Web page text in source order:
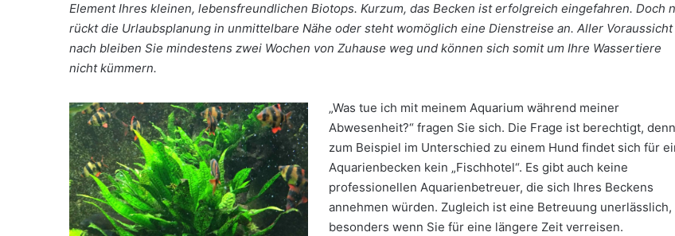
Element Ihres kleinen, lebensfreundlichen Biotops. Kurzum, das Becken ist erfolgreich eingefahren. Doch
rückt die Urlaubsplanung in unmittelbare Nähe oder steht womöglich eine Dienstreise an. Aller Voraussicht
nach bleiben Sie mindestens zwei Wochen von Zuhause weg und können sich somit um Ihre Wassertiere
nicht kümmern.
„Was tue ich mit meinem Aquarium während meiner
Abwesenheit?“ fragen Sie sich. Die Frage ist berechtigt, denn
zum Beispiel im Unterschied zu einem Hund findet sich für
Aquarienbecken kein „Fischhotel“. Es gibt auch keine
professionellen Aquarienbetreuer, die sich Ihres Beckens
annehmen würden. Zugleich ist eine Betreuung unerlässlich,
besonders wenn Sie für eine längere Zeit verreisen.